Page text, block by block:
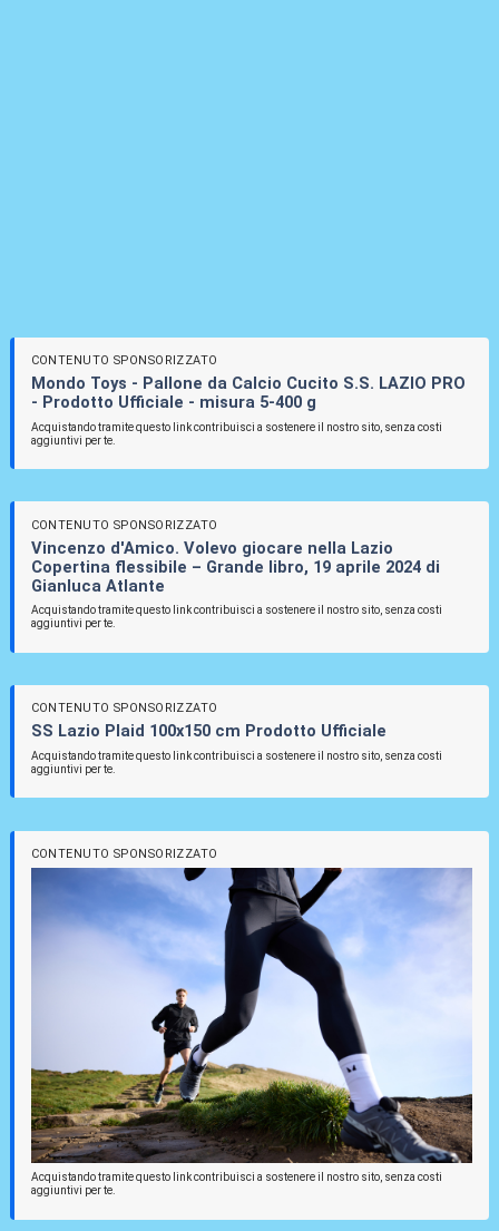
CONTENUTO SPONSORIZZATO
Mondo Toys - Pallone da Calcio Cucito S.S. LAZIO PRO
- Prodotto Ufficiale - misura 5-400 g
Acquistando tramite questo link contribuisci a sostenere il nostro sito, senza costi
aggiuntivi per te.
CONTENUTO SPONSORIZZATO
Vincenzo d'Amico. Volevo giocare nella Lazio
Copertina flessibile – Grande libro, 19 aprile 2024 di
Gianluca Atlante
Acquistando tramite questo link contribuisci a sostenere il nostro sito, senza costi
aggiuntivi per te.
CONTENUTO SPONSORIZZATO
SS Lazio Plaid 100x150 cm Prodotto Ufficiale
Acquistando tramite questo link contribuisci a sostenere il nostro sito, senza costi
aggiuntivi per te.
CONTENUTO SPONSORIZZATO
Acquistando tramite questo link contribuisci a sostenere il nostro sito, senza costi
aggiuntivi per te.